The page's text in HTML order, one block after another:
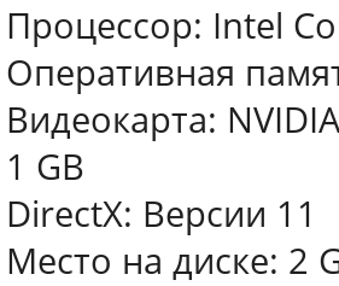
Процессор: Intel
Оперативная
Видеокарта:
1 GB
DirectX: Версии 11
Место на диске: 2